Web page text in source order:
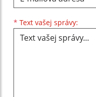
* Text vašej správy: